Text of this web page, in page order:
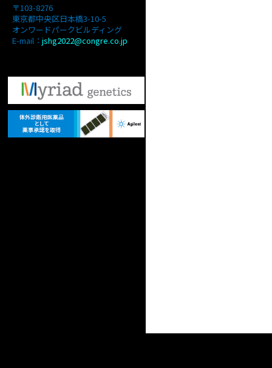
〒103-8276
東京都中央区日本橋3-10-5
オンワードパークビルディング
E-mail： jshg2022@congre.co.jp